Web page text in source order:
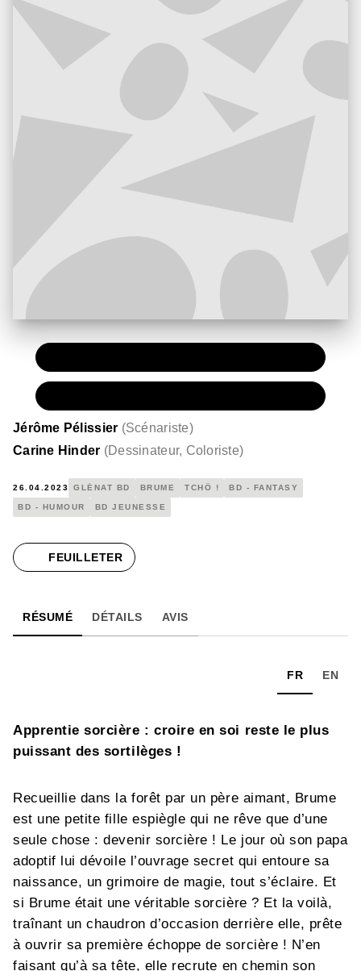
Jérôme Pélissier (Scénariste)
Carine Hinder (Dessinateur, Coloriste)
26.04.2023 GLÉNAT BD BRUME TCHÔ ! BD - FANTASY
BD - HUMOUR BD JEUNESSE
FEUILLETER
RÉSUMÉ DÉTAILS AVIS
FR EN
Apprentie sorcière : croire en soi reste le plus
puissant des sortilèges !
Recueillie dans la forêt par un père aimant, Brume
est une petite fille espiègle qui ne rêve que d’une
seule chose : devenir sorcière ! Le jour où son papa
adoptif lui dévoile l’ouvrage secret qui entoure sa
naissance, un grimoire de magie, tout s’éclaire. Et
si Brume était une véritable sorcière ? Et la voilà,
traînant un chaudron d’occasion derrière elle, prête
à ouvrir sa première échoppe de sorcière ! N’en
faisant qu’à sa tête, elle recrute en chemin son